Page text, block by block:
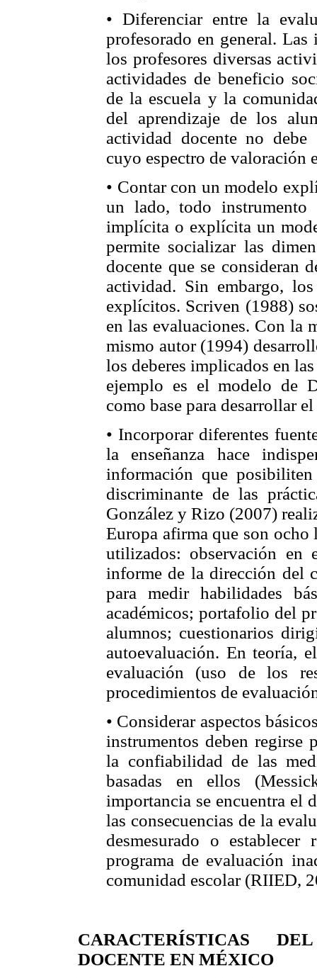
• Diferenciar entre la
profesorado en general.
los profesores diversas
actividades de beneficio
de la escuela y la
del aprendizaje de los
actividad docente no
cuyo espectro de valoración
• Contar con un modelo
un lado, todo instrumento
implícita o explícita un
permite socializar las
docente que se consideran
actividad. Sin embargo,
explícitos. Scriven (1988)
en las evaluaciones. Con la
mismo autor (1994)
los deberes implicados en
ejemplo es el modelo de
como base para desarrollar
• Incorporar diferentes
la enseñanza hace
información que
discriminante de las
González y Rizo (2007)
Europa afirma que son
utilizados: observación en
informe de la dirección del
para medir habilidades
académicos; portafolio del
alumnos; cuestionarios
autoevaluación. En teoría,
evaluación (uso de los
procedimientos de
• Considerar aspectos
instrumentos deben regirse
la confiabilidad de las
basadas en ellos
importancia se encuentra el
las consecuencias de la
desmesurado o
programa de evaluación
comunidad escolar (RIIED,
CARACTERÍSTICAS
DOCENTE EN MÉXICO